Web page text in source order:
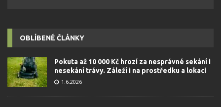
OBLÍBENÉ ČLÁNKY
Pokuta až 10 000 Kč hrozí za nesprávné sekání i
nesekání trávy. Záleží i na prostředku a lokaci
1.6.2026